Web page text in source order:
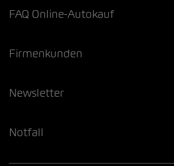
FAQ Online-Autokauf
Firmenkunden
Newsletter
Notfall